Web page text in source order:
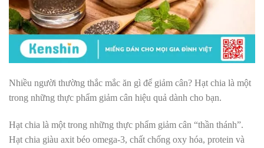
Nhiều người thường thắc mắc ăn gì để giảm cân? Hạt chia là một
trong những thực phẩm giảm cân hiệu quả dành cho bạn.
Hạt chia là một trong những thực phẩm giảm cân “thần thánh”.
Hạt chia giàu axit béo omega-3, chất chống oxy hóa, protein và